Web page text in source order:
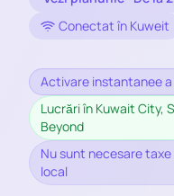
Conectat în Kuweit
Activare instantanee a
Lucrări în Kuwait City,
Beyond
Nu sunt necesare
local